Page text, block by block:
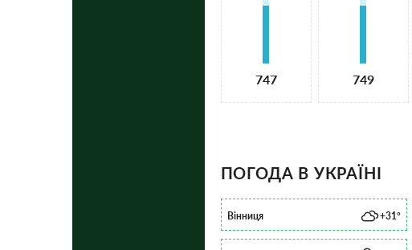
747 749
ПОГОДА В УКРАЇНІ
Вінниця +31°